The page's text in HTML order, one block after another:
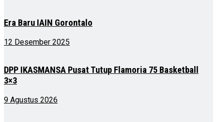
Era Baru IAIN Gorontalo
12 Desember 2025
DPP IKASMANSA Pusat Tutup Flamoria 75 Basketball
3×3
9 Agustus 2026